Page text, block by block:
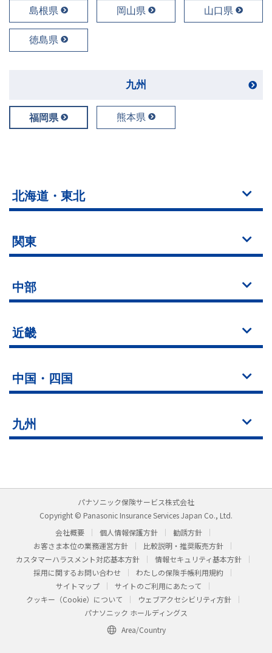
島根県 岡山県 山口県
徳島県
九州
福岡県 熊本県
北海道・東北
関東
中部
近畿
中国・四国
九州
パナソニック保険サービス株式会社
Copyright © Panasonic Insurance Services Japan Co., Ltd.
会社概要
個人情報保護方針
勧誘方針
お客さま本位の業務運営方針
比較説明・推奨販売方針
カスタマーハラスメント対応基本方針
情報セキュリティ基本方針
採用に関するお問い合わせ
わたしの保険手帳利用規約
サイトマップ
サイトのご利用にあたって
クッキー（Cookie）について
ウェブアクセシビリティ方針
パナソニック ホールディングス
Area/Country